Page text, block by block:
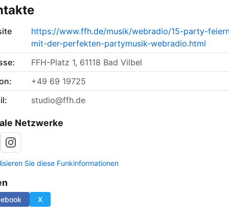
https://www.ffh.de/musik/webradio/15-party-
mit-der-perfekten-partymusik-webradio.html
FFH-Platz 1, 61118 Bad Vilbel
+49 69 19725
studio@ffh.de
Netzwerke
Sie diese Funkinformationen
X